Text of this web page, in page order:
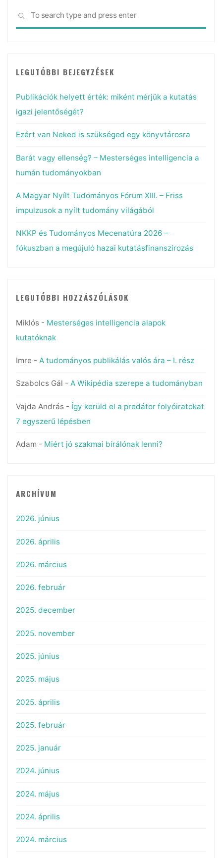
lépésben"
SEARCH
LEGUTÓBBI BEJEGYZÉSEK
Publikációk helyett érték: miként mérjük a kutatás
igazi jelentőségét?
Ezért van Neked is szükséged egy könyvtárosra
Barát vagy ellenség? – Mesterséges intelligencia a
humán tudományokban
A Magyar Nyílt Tudományos Fórum XIII. – Friss
impulzusok a nyílt tudomány világából
NKKP és Tudományos Mecenatúra 2026 –
fókuszban a megújuló hazai kutatásfinanszírozás
LEGUTÓBBI HOZZÁSZÓLÁSOK
Miklós- Mesterséges intelligencia alapok
kutatóknak
Imre - A tudományos publikálás valós ára – I. rész
Szabolcs Gál - A Wikipédia szerepe a tudományban
Vajda András- Így kerüld el a predátor folyóiratokat
7 egyszerű lépésben
Adam - Miért jó szakmai bírálónak lenni?
ARCHÍVUM
2026. június
2026. április
2026. március
2026. február
2025. december
2025. november
2025. június
2025. május
2025. április
2025. február
2025. január
2024. június
2024. május
2024. április
2024. március